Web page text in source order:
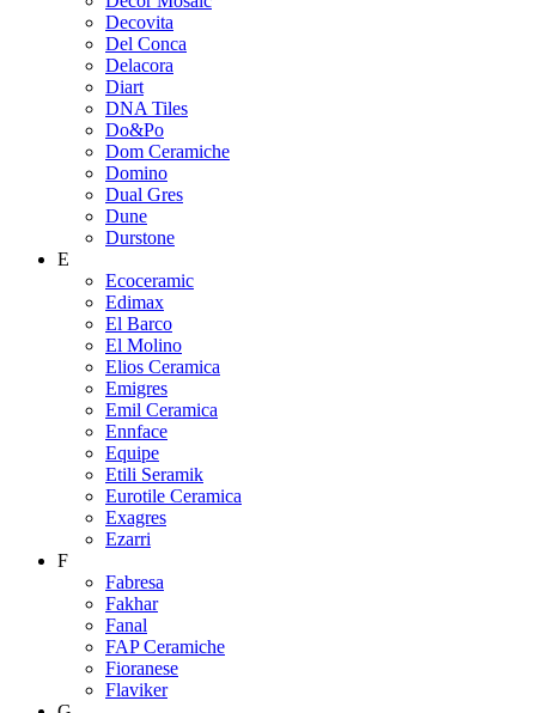
Decovita
Del Conca
Delacora
Diart
DNA Tiles
Do&Po
Dom Ceramiche
Domino
Dual Gres
Dune
Durstone
E
Ecoceramic
Edimax
El Barco
El Molino
Elios Ceramica
Emigres
Emil Ceramica
Ennface
Equipe
Etili Seramik
Eurotile Ceramica
Exagres
Ezarri
F
Fabresa
Fakhar
Fanal
FAP Ceramiche
Fioranese
Flaviker